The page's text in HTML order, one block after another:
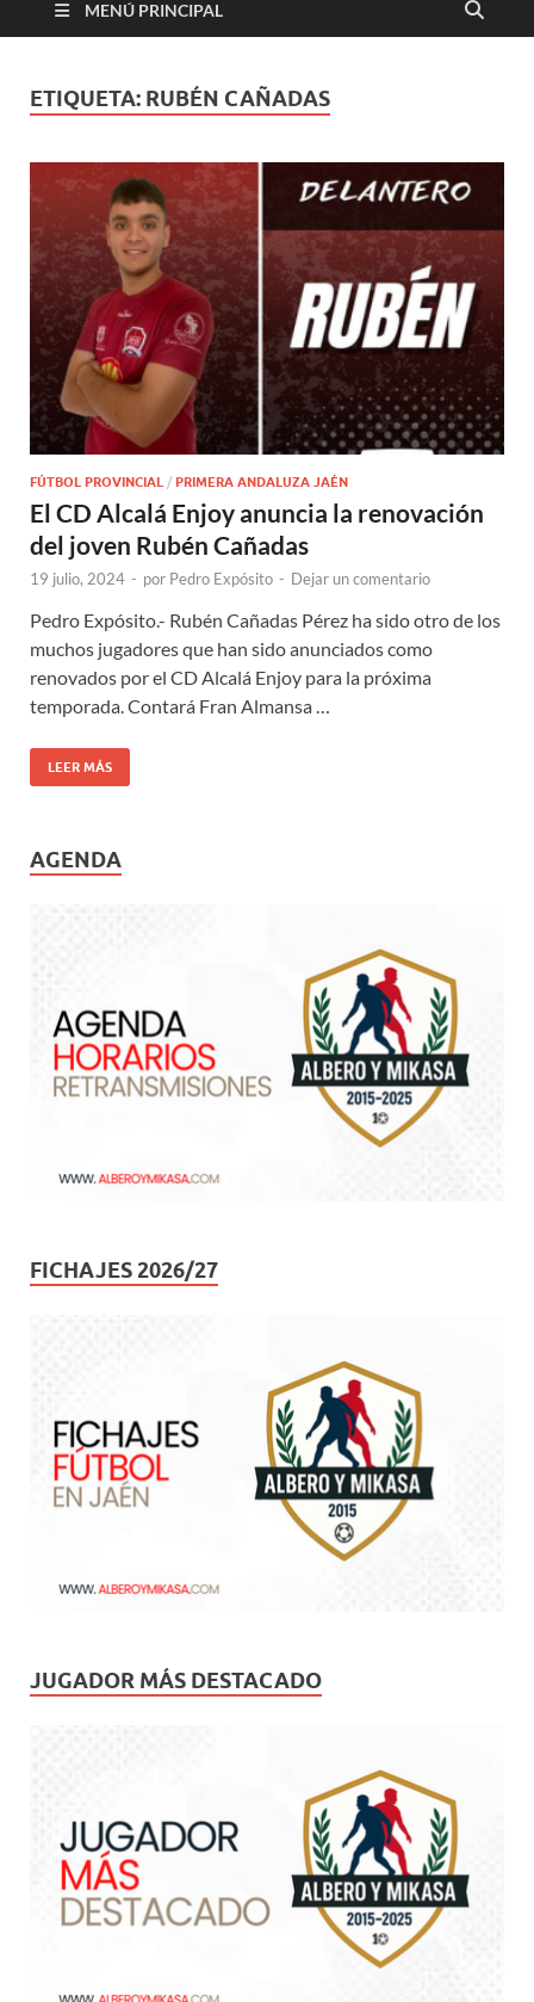
MENÚ PRINCIPAL
ETIQUETA: RUBÉN CAÑADAS
FÚTBOL PROVINCIAL / PRIMERA ANDALUZA JAÉN
El CD Alcalá Enjoy anuncia la renovación
del joven Rubén Cañadas
19 julio, 2024 - por Pedro Expósito - Dejar un comentario
Pedro Expósito.- Rubén Cañadas Pérez ha sido otro de los
muchos jugadores que han sido anunciados como
renovados por el CD Alcalá Enjoy para la próxima
temporada. Contará Fran Almansa …
LEER MÁS
AGENDA
FICHAJES 2026/27
JUGADOR MÁS DESTACADO